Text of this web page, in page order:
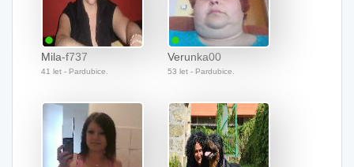
Mila-f737
41 let - Pardubice.
Verunka00
53 let - Pardubice.